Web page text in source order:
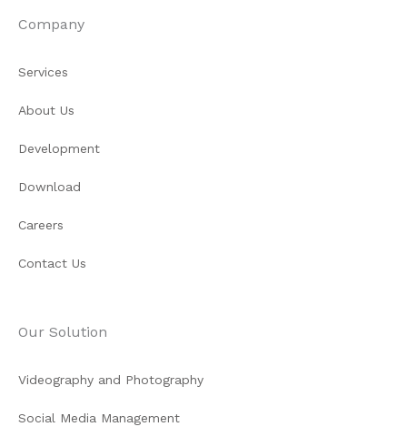
Company
Services
About Us
Development
Download
Careers
Contact Us
Our Solution
Videography and Photography
Social Media Management